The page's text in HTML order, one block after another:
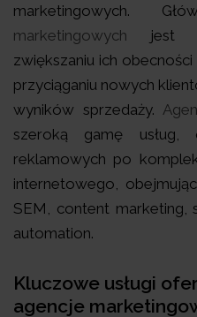
marketingowych.
marketingowych jest
zwiększaniu ich
przyciąganiu nowych
wyników sprzedaży.
szeroką gamę usług,
reklamowych po
internetowego,
SEM, content marketing,
automation.
Kluczowe usługi
agencje